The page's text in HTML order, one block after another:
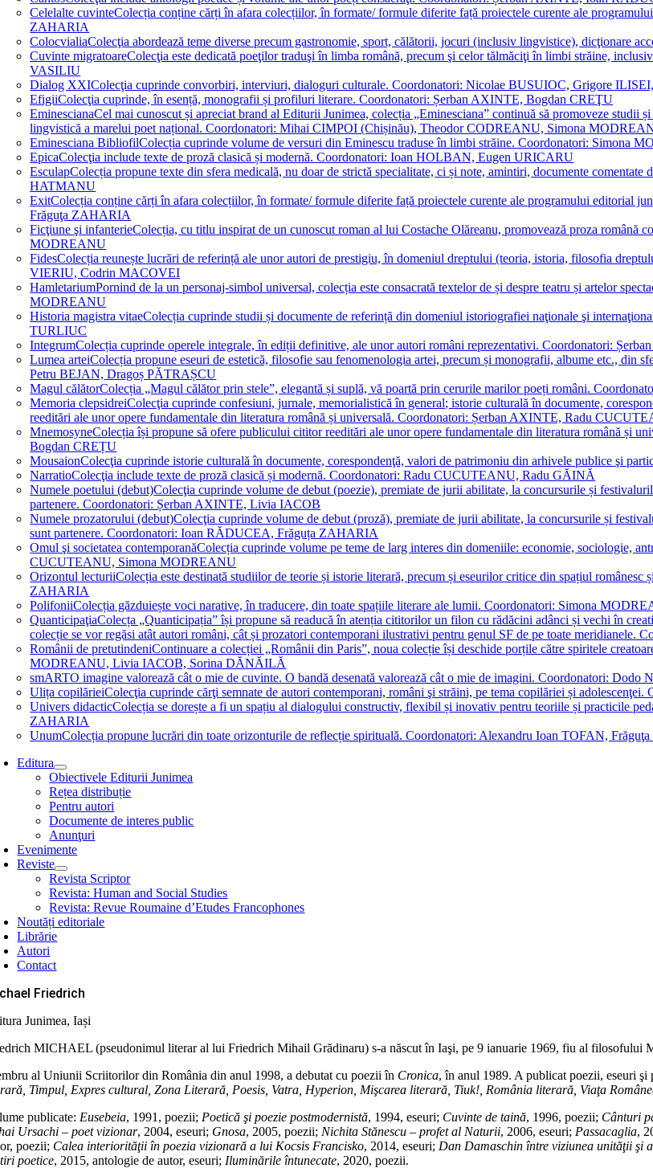
Celelalte cuvinteColecția conține cărți în afara colecțiilor, în formate/ formule diferite față proiectele curente ale
ZAHARIA
ColocvialiaColecţia abordează teme diverse precum gastronomie, sport, călătorii, jocuri (inclusiv lingvistice), dicţionare
Cuvinte migratoareColecţia este dedicată poeţilor traduşi în limba română, precum şi celor tălmăciţi în limbi străine,
VASILIU
Dialog XXIColecţia cuprinde convorbiri, interviuri, dialoguri culturale. Coordonatori: Nicolae BUSUIOC, Grigore
EfigiiColecţia cuprinde, în esență, monografii și profiluri literare. Coordonatori: Șerban AXINTE, Bogdan CREŢU
EminescianaCel mai cunoscut și apreciat brand al Editurii Junimea, colecția „Eminesciana” continuă să promoveze studii
lingvistică a marelui poet național. Coordonatori: Mihai CIMPOI (Chișinău), Theodor CODREANU, Simona
Eminesciana BibliofilColecția cuprinde volume de versuri din Eminescu traduse în limbi străine. Coordonatori: Simona
EpicaColecţia include texte de proză clasică și modernă. Coordonatori: Ioan HOLBAN, Eugen URICARU
EsculapColecția propune texte din sfera medicală, nu doar de strictă specialitate, ci și note, amintiri, documente
HATMANU
ExitColecția conține cărți în afara colecțiilor, în formate/ formule diferite față proiectele curente ale programului
Frăguţa ZAHARIA
Ficţiune şi infanterieColecția, cu titlu inspirat de un cunoscut roman al lui Costache Olăreanu, promovează proza
MODREANU
FidesColecția reunește lucrări de referință ale unor autori de prestigiu, în domeniul dreptului (teoria, istoria, filosofia
VIERIU, Codrin MACOVEI
HamletariumPornind de la un personaj-simbol universal, colecția este consacrată textelor de și despre teatru și artelor
MODREANU
Historia magistra vitaeColecția cuprinde studii și documente de referință din domeniul istoriografiei naţionale şi
TURLIUC
IntegrumColecția cuprinde operele integrale, în ediții definitive, ale unor autori români reprezentativi. Coordonatori:
Lumea arteiColecția propune eseuri de estetică, filosofie sau fenomenologia artei, precum și monografii, albume etc., din
Petru BEJAN, Dragoș PĂTRAȘCU
Magul călătorColecția „Magul călător prin stele”, elegantă și suplă, vă poartă prin cerurile marilor poeți români.
Memoria clepsidreiColecţia cuprinde confesiuni, jurnale, memorialistică în general; istorie culturală în documente,
reeditări ale unor opere fundamentale din literatura română și universală. Coordonatori: Șerban AXINTE, Radu
MnemosyneColecția își propune să ofere publicului cititor reeditări ale unor opere fundamentale din literatura română
Bogdan CREȚU
MousaionColecţia cuprinde istorie culturală în documente, corespondenţă, valori de patrimoniu din arhivele publice şi
NarratioColecţia include texte de proză clasică și modernă. Coordonatori: Radu CUCUTEANU, Radu GĂINĂ
Numele poetului (debut)Colecţia cuprinde volume de debut (poezie), premiate de jurii abilitate, la concursurile și
partenere. Coordonatori: Șerban AXINTE, Livia IACOB
Numele prozatorului (debut)Colecţia cuprinde volume de debut (proză), premiate de jurii abilitate, la concursurile și
sunt partenere. Coordonatori: Ioan RĂDUCEA, Frăguța ZAHARIA
Omul şi societatea contemporanăColecția cuprinde volume pe teme de larg interes din domeniile: economie, sociologie,
CUCUTEANU, Simona MODREANU
Orizontul lecturiiColecția este destinată studiilor de teorie și istorie literară, precum și eseurilor critice din spațiul
ZAHARIA
PolifoniiColecția găzduiește voci narative, în traducere, din toate spațiile literare ale lumii. Coordonatori: Simona
QuanticipaţiaColecța „Quanticipația” își propune să readucă în atenția cititorilor un filon cu rădăcini adânci și vechi în
colecție se vor regăsi atât autori români, cât și prozatori contemporani ilustrativi pentru genul SF de pe toate
Românii de pretutindeniContinuare a colecției „Românii din Paris”, noua colecție își deschide porțile către spiritele
MODREANU, Livia IACOB, Sorina DĂNĂILĂ
smARTO imagine valorează cât o mie de cuvinte. O bandă desenată valorează cât o mie de imagini. Coordonatori:
Ulița copilărieiColecţia cuprinde cărţi semnate de autori contemporani, români şi străini, pe tema copilăriei și
Univers didacticColecția se dorește a fi un spațiu al dialogului constructiv, flexibil și inovativ pentru teoriile și practicile
ZAHARIA
UnumColecția propune lucrări din toate orizonturile de reflecție spirituală. Coordonatori: Alexandru Ioan TOFAN,
Editura
Obiectivele Editurii Junimea
Rețea distribuție
Pentru autori
Documente de interes public
Anunţuri
Evenimente
Reviste
Revista Scriptor
Revista: Human and Social Studies
Revista: Revue Roumaine d’Etudes Francophones
Noutăți editoriale
Librărie
Autori
Contact
Friedrich
Junimea, Iași
MICHAEL (pseudonimul literar al lui Friedrich Mihail Grădinaru) s-a născut în Iaşi, pe 9 ianuarie 1969, fiu al filosofului
al Uniunii Scriitorilor din România din anul 1998, a debutat cu poezii în Cronica, în anul 1989. A publicat poezii, eseuri şi
Timpul, Expres cultural, Zona Literară, Poesis, Vatra, Hyperion, Mişcarea literară, Tiuk!, România literară, Viaţa
publicate: Eusebeia, 1991, poezii; Poetică şi poezie postmodernistă, 1994, eseuri; Cuvinte de taină, 1996, poezii; Cânturi
Ursachi – poet vizionar, 2004, eseuri; Gnosa, 2005, poezii; Nichita Stănescu – profet al Naturii, 2006, eseuri; Passacaglia,
poezii; Calea interiorităţii în poezia vizionară a lui Kocsis Francisko, 2014, eseuri; Dan Damaschin între viziunea unităţii şi
poetice, 2015, antologie de autor, eseuri; Iluminările întunecate, 2020, poezii.